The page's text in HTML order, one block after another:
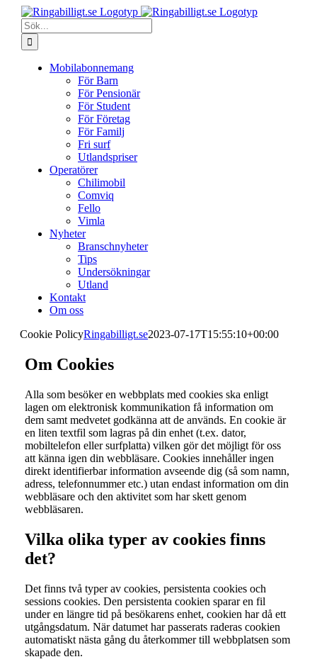
Fortsätt
innehållet
Sök
efter:
Mobilabonnemang
För Barn
För Pensionär
För Student
För Företag
För Familj
Fri surf
Utlandspriser
Operatörer
Chilimobil
Comviq
Fello
Vimla
Nyheter
Branschnyheter
Tips
Undersökningar
Utland
Kontakt
Om oss
Cookie PolicyRingabilligt.se2023-07-17T15:55:10+00:00
Om Cookies
Alla som besöker en webbplats med cookies ska enligt
lagen om elektronisk kommunikation få information om
dem samt medvetet godkänna att de används. En cookie är
en liten textfil som lagras på din enhet (t.ex. dator,
mobiltelefon eller surfplatta) vilken gör det möjligt för oss
att känna igen din webbläsare. Cookies innehåller ingen
direkt identifierbar information avseende dig (så som namn,
adress, telefonnummer etc.) utan endast information om din
webbläsare och den aktivitet som har skett genom
webbläsaren.
Vilka olika typer av cookies finns
det?
Det finns två typer av cookies, persistenta cookies och
sessions cookies. Den persistenta cookien sparar en fil
under en längre tid på besökarens enhet, cookien har då ett
utgångsdatum. När datumet har passerats raderas cookien
automatiskt nästa gång du återkommer till webbplatsen som
skapade den.